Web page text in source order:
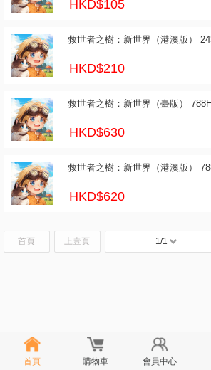
HKD$105
救世者之樹：新世界（港澳版）
HKD$210
救世者之樹：新世界（臺版）
HKD$630
救世者之樹：新世界（港澳版）
HKD$620
首頁 上壹頁 1/1
首頁 購物車 會員中心